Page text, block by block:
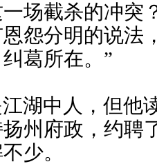
场截杀的冲突
恩怨分明的说法
葛所在。”
湖中人，但他
州府政，约聘
少。